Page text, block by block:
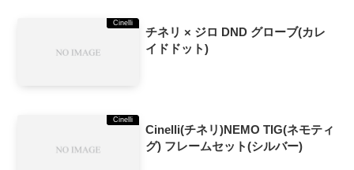
Cinelli
チネリ × ジロ DND グローブ(カレ
イドドット)
Cinelli
Cinelli(チネリ)NEMO TIG(ネモティ
グ) フレームセット(シルバー)